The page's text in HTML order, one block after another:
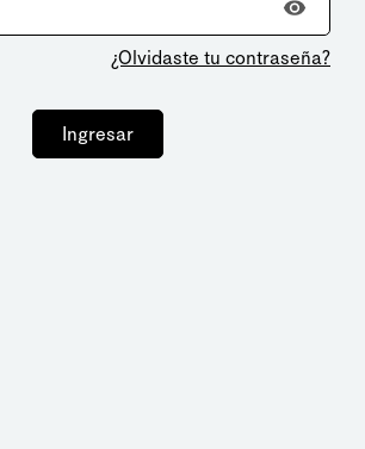
¿Olvidaste tu contraseña?
Ingresar